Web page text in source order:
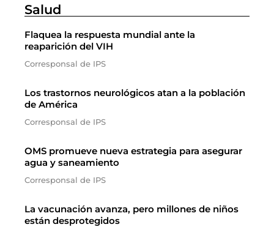
Salud
Flaquea la respuesta mundial ante la
reaparición del VIH
Corresponsal de IPS
Los trastornos neurológicos atan a la población
de América
Corresponsal de IPS
OMS promueve nueva estrategia para asegurar
agua y saneamiento
Corresponsal de IPS
La vacunación avanza, pero millones de niños
están desprotegidos